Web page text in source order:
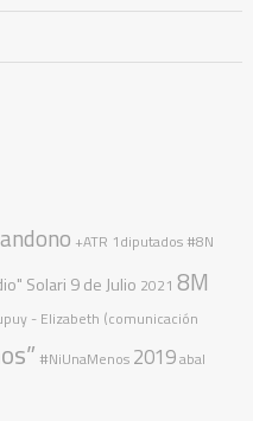
+ATR 1diputados #8N
Solari 9 de Julio 2021 8M
- Elizabeth (comunicación
#NiUnaMenos 2019abal